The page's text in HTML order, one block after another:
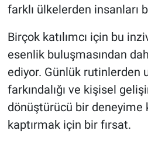
farklı ülkelerden insanları
Birçok katılımcı için bu
esenlik buluşmasından
ediyor. Günlük rutinlerden
farkındalığı ve kişisel
dönüştürücü bir deneyime
kaptırmak için bir fırsat.